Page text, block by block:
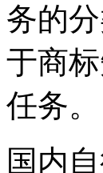
务的
于商
任务。
国内